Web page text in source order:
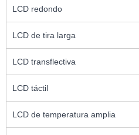
LCD redondo
LCD de tira larga
LCD transflectiva
LCD táctil
LCD de temperatura amplia